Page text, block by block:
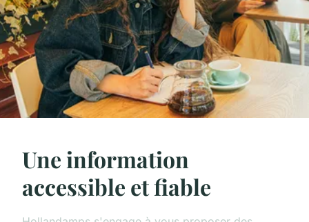
Une information
accessible et fiable